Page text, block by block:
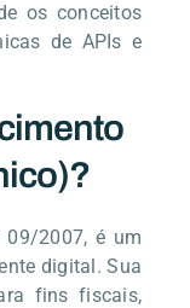
os conceitos
de APIs e
09/2007, é um
digital. Sua
fins fiscais,